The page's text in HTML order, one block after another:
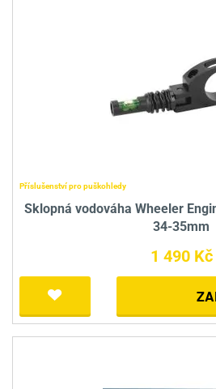
Příslušenství pro puškohledy
Sklopná vodováha Wheeler
34-35mm
1 490 Kč